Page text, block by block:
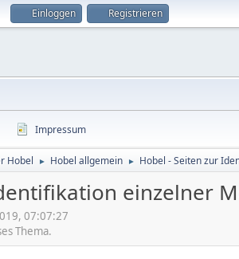
Einloggen Registrieren
Impressum
Hobel ► Hobel allgemein ► Hobel - Seiten zur
einzelner
07:07:27
Thema.